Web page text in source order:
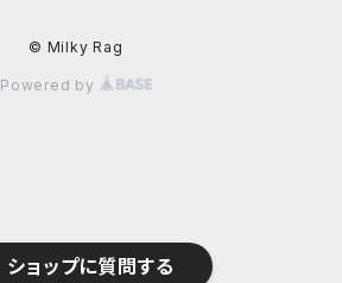
ショップに質問する
© Milky Rag
Powered by